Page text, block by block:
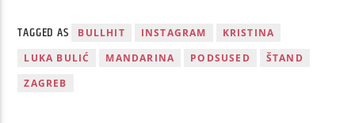
TAGGED AS BULLHIT INSTAGRAM
KRISTINA
LUKA BULIĆ
MANDARINA PODSUSED
ŠTAND
ZAGREB